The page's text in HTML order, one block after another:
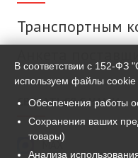
Транспортным
СВЯЗАТЬСЯ С НАМИ
MAX
В соответствии с 152-
используем файлы cookie
Обеспечения работы
Сохранения ваших
товары)
Анализа